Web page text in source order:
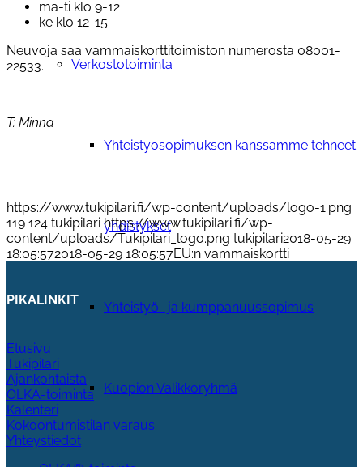
Verkostotoiminta
Yhteistyosopimuksen kanssamme tehneet
yhdistykset
Yhteistyö- ja kumppanuussopimus
Kuopion Valikkoryhmä
ma-ti klo 9-12
ke klo 12-15.
Neuvoja saa vammaiskorttitoimiston numerosta 08001-
22533.
T: Minna
https://www.tukipilari.fi/wp-content/uploads/logo-1.png
119 124 tukipilari https://www.tukipilari.fi/wp-
content/uploads/Tukipilari_logo.png tukipilari2018-05-29
18:05:572018-05-29 18:05:57EU:n vammaiskortti
PIKALINKIT
Etusivu
Tukipilari
Ajankohtaista
OLKA-toiminta
Kalenteri
Kokoontumistilan varaus
Yhteystiedot